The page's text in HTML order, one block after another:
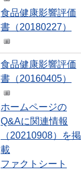
食品健康影響評価
書（20180227）
食品健康影響評価
書（20160405）
ホームページの
Q&Aに関連情報
（20210908）を掲
載
ファクトシート